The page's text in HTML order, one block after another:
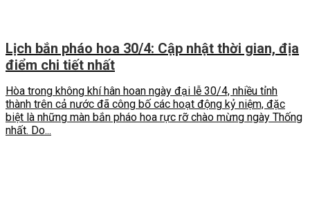
Lịch bắn pháo hoa 30/4: Cập nhật thời gian, địa
điểm chi tiết nhất
Hòa trong không khí hân hoan ngày đại lễ 30/4, nhiều tỉnh
thành trên cả nước đã công bố các hoạt động kỷ niệm, đặc
biệt là những màn bắn pháo hoa rực rỡ chào mừng ngày Thống
nhất. Do...